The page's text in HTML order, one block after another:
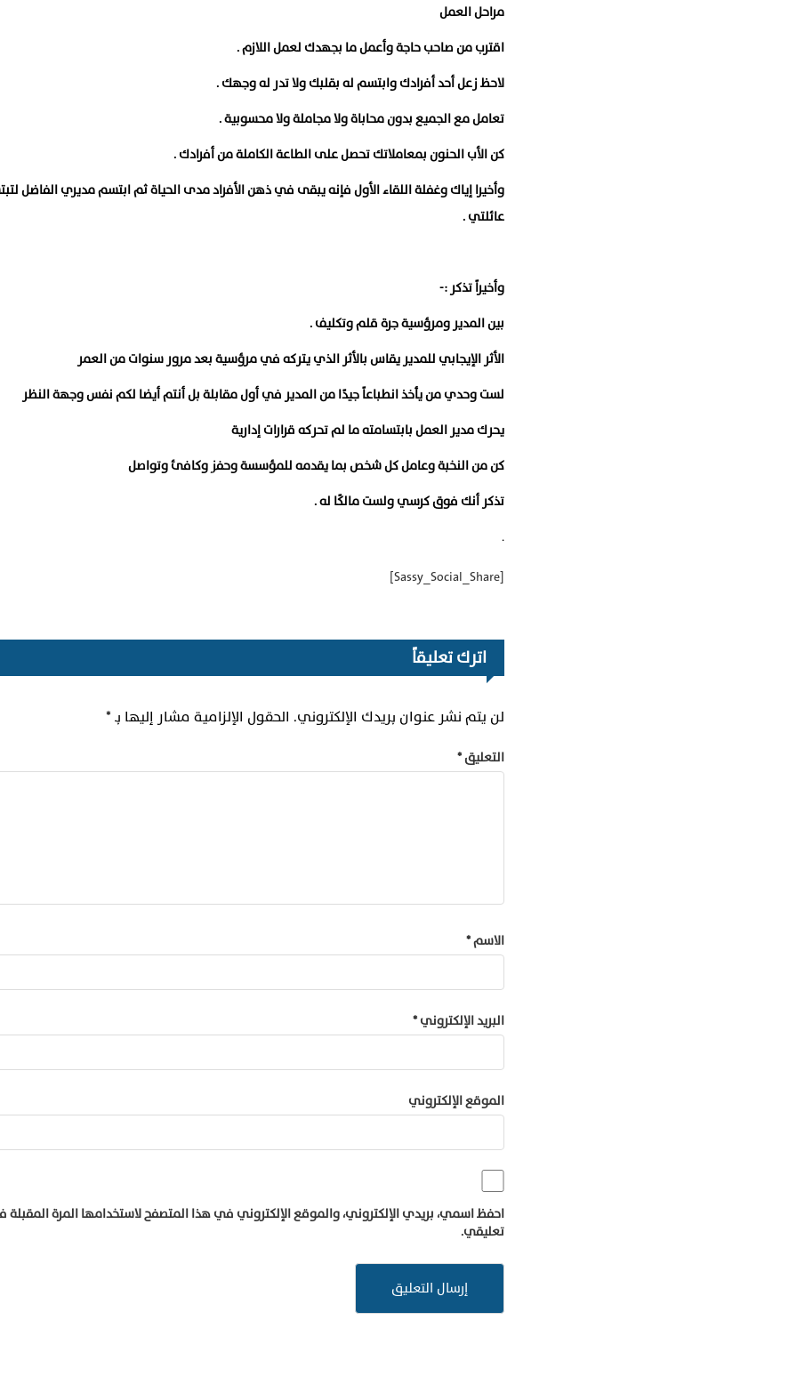
مراحل العمل
اقترب من صاحب حاجة وأعمل ما بجهدك لعمل اللازم .
لاحظ زعل أحد أفرادك وابتسم له بقلبك ولا تدر له وجهك .
تعامل مع الجميع بدون محاباة ولا مجاملة ولا محسوبية .
كن الأب الحنون بمعاملاتك تحصل على الطاعة الكاملة من أفرادك .
وأخيرا إياك وغفلة اللقاء الأول فإنه يبقى في ذهن الأفراد مدى الحياة ثم ابتسم مديري الفاضل
عائلتي .
وأخيراً تذكر :-
بين المدير ومرؤسية جرة قلم وتكليف .
الأثر الإيجابي للمدير يقاس بالأثر الذي يتركه في مرؤسية بعد مرور سنوات من العمر
لست وحدي من يأخذ انطباعاً جيدًا من المدير في أول مقابلة بل أنتم أيضا لكم نفس وجهة النظر
يحرك مدير العمل بابتسامته ما لم تحركه قرارات إدارية
كن من النخبة وعامل كل شخص بما يقدمه للمؤسسة وحفز وكافئ وتواصل
تذكر أنك فوق كرسي ولست مالكًا له .
.
[Sassy_Social_Share]
اترك تعليقاً
لن يتم نشر عنوان بريدك الإلكتروني. الحقول الإلزامية مشار إليها بـ*
التعليق*
الاسم*
البريد الإلكتروني*
الموقع الإلكتروني
احفظ اسمي، بريدي الإلكتروني، والموقع الإلكتروني في هذا المتصفح لاستخدامها المرة
تعليقي.